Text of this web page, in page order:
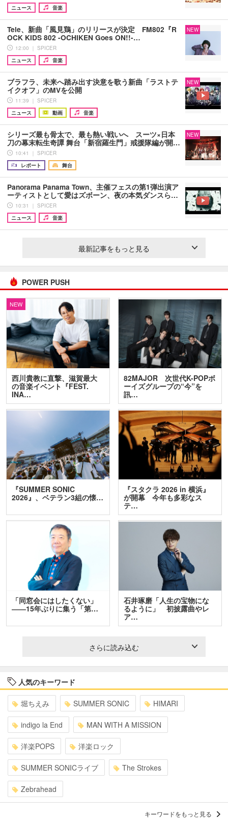
ニュース
音楽
Tele、新曲「風見鶏」のリリースが決定 FM802『R
OCK KIDS 802 -OCHIKEN Goes ON!!-…
12:00 ｜ SPICER
ニュース
音楽
NEW
ブラフラ、未来へ踏み出す決意を歌う新曲「ラストテ
イクオフ」のMVを公開
11:39 ｜ SPICER
ニュース
動画 音楽
NEW
シリーズ最も骨太で、最も熱い戦いへ スーツ×日本
刀の幕末転生奇譚 舞台「新宿羅生門」戒援隊編が開…
10:41 ｜ SPICER
レポート
舞台
NEW
Panorama Panama Town、主催フェスの第1弾出演ア
ーティストとして愛はズボーン、夜の本気ダンスら…
10:31 ｜ SPICER
ニュース
音楽
最新記事をもっと見る
POWER PUSH
NEW
西川貴教に直撃、滋賀最大
の音楽イベント『FEST.
INA…
82MAJOR 次世代K-POPボ
ーイズグループの“今”を
訊…
『SUMMER SONIC
2026』、ベテラン3組の懐…
『スタクラ 2026 in 横浜』
が開幕 今年も多彩なス
テ…
「同窓会にはしたくない」
――15年ぶりに集う「第…
石井琢磨「人生の宝物にな
るように」 初披露曲やレ
ア…
さらに読み込む
人気のキーワード
堀ちえみ SUMMER SONIC HIMARI
indigo la End MAN WITH A MISSION
洋楽POPS 洋楽ロック
SUMMER SONICライブ The Strokes
Zebrahead
キーワードをもっと見る